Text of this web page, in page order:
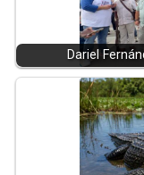
Dariel